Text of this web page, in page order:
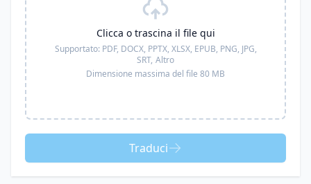
Clicca o trascina il file qui
Supportato: PDF, DOCX, PPTX, XLSX, EPUB, PNG, JPG,
SRT, Altro
Dimensione massima del file 80 MB
Traduci